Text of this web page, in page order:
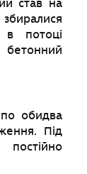
став на
в потоці
обидва
Під